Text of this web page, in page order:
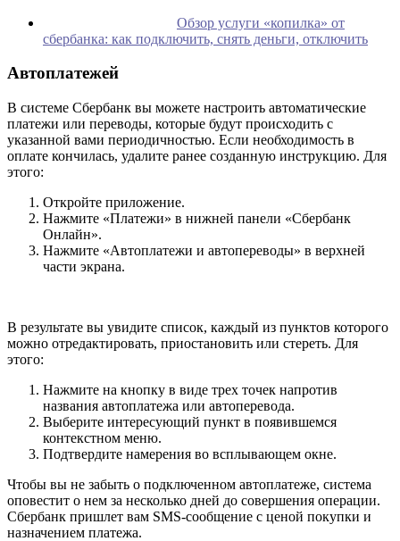
Обзор услуги «копилка» от
сбербанка: как подключить, снять деньги, отключить
Автоплатежей
В системе Сбербанк вы можете настроить автоматические
платежи или переводы, которые будут происходить с
указанной вами периодичностью. Если необходимость в
оплате кончилась, удалите ранее созданную инструкцию. Для
этого:
Откройте приложение.
Нажмите «Платежи» в нижней панели «Сбербанк
Онлайн».
Нажмите «Автоплатежи и автопереводы» в верхней
части экрана.
В результате вы увидите список, каждый из пунктов которого
можно отредактировать, приостановить или стереть. Для
этого:
Нажмите на кнопку в виде трех точек напротив
названия автоплатежа или автоперевода.
Выберите интересующий пункт в появившемся
контекстном меню.
Подтвердите намерения во всплывающем окне.
Чтобы вы не забыть о подключенном автоплатеже, система
оповестит о нем за несколько дней до совершения операции.
Сбербанк пришлет вам SMS-сообщение с ценой покупки и
назначением платежа.